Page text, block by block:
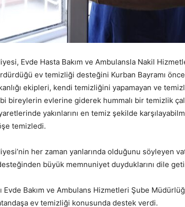
Evde Hasta Bakım ve Ambulansla Nakil
ev temizliği desteğini Kurban Bayramı
ekipleri, kendi temizliğini yapamayan ve
bireylerin evlerine giderek hummalı bir temizlik
yakınlarını en temiz şekilde
temizledi.
her zaman yanlarında olduğunu söyleyen
büyük memnuniyet duyduklarını dile
Evde Bakım ve Ambulans Hizmetleri Şube
ev temizliği konusunda destek verdi.